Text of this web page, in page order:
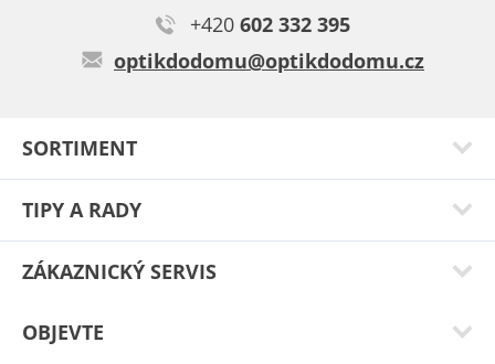
SORTIMENT
TIPY A RADY
ZÁKAZNICKÝ SERVIS
OBJEVTE
+420 602 332 395
optikdodomu@optikdodomu.cz